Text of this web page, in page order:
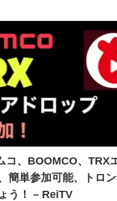
コ、BOOMCO、TRX
簡単参加可能、トロ
う！ – ReiTV